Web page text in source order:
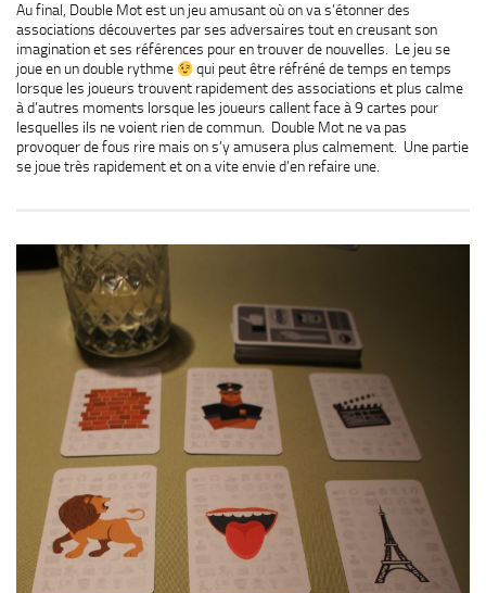
Au final, Double Mot est un jeu amusant où on va s’étonner des
associations découvertes par ses adversaires tout en creusant son
imagination et ses références pour en trouver de nouvelles. Le jeu se
joue en un double rythme
qui peut être réfréné de temps en temps
lorsque les joueurs trouvent rapidement des associations et plus calme
à d’autres moments lorsque les joueurs callent face à 9 cartes pour
lesquelles ils ne voient rien de commun. Double Mot ne va pas
provoquer de fous rire mais on s’y amusera plus calmement. Une partie
se joue très rapidement et on a vite envie d’en refaire une.